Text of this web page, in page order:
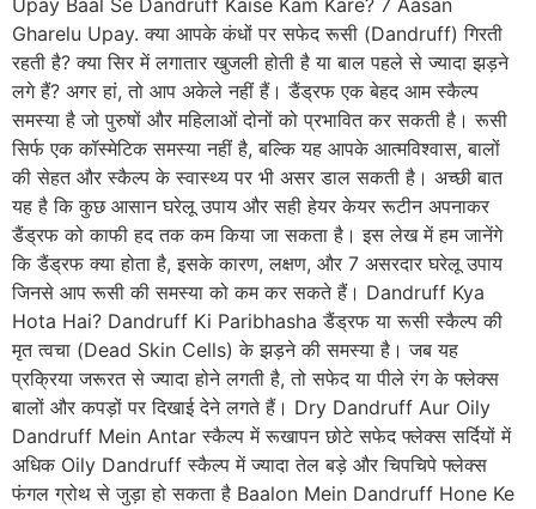
Upay Baal Se Dandruff Kaise Kam Kare? 7 Aasan
Gharelu Upay. क्या आपके कंधों पर सफेद रूसी (Dandruff) गिरती
रहती है? क्या सिर में लगातार खुजली होती है या बाल पहले से ज्यादा झड़ने
लगे हैं? अगर हां, तो आप अकेले नहीं हैं। डैंड्रफ एक बेहद आम स्कैल्प
समस्या है जो पुरुषों और महिलाओं दोनों को प्रभावित कर सकती है। रूसी
सिर्फ एक कॉस्मेटिक समस्या नहीं है, बल्कि यह आपके आत्मविश्वास, बालों
की सेहत और स्कैल्प के स्वास्थ्य पर भी असर डाल सकती है। अच्छी बात
यह है कि कुछ आसान घरेलू उपाय और सही हेयर केयर रूटीन अपनाकर
डैंड्रफ को काफी हद तक कम किया जा सकता है। इस लेख में हम जानेंगे
कि डैंड्रफ क्या होता है, इसके कारण, लक्षण, और 7 असरदार घरेलू उपाय
जिनसे आप रूसी की समस्या को कम कर सकते हैं। Dandruff Kya
Hota Hai? Dandruff Ki Paribhasha डैंड्रफ या रूसी स्कैल्प की
मृत त्वचा (Dead Skin Cells) के झड़ने की समस्या है। जब यह
प्रक्रिया जरूरत से ज्यादा होने लगती है, तो सफेद या पीले रंग के फ्लेक्स
बालों और कपड़ों पर दिखाई देने लगते हैं। Dry Dandruff Aur Oily
Dandruff Mein Antar स्कैल्प में रूखापन छोटे सफेद फ्लेक्स सर्दियों में
अधिक Oily Dandruff स्कैल्प में ज्यादा तेल बड़े और चिपचिपे फ्लेक्स
फंगल ग्रोथ से जुड़ा हो सकता है Baalon Mein Dandruff Hone Ke